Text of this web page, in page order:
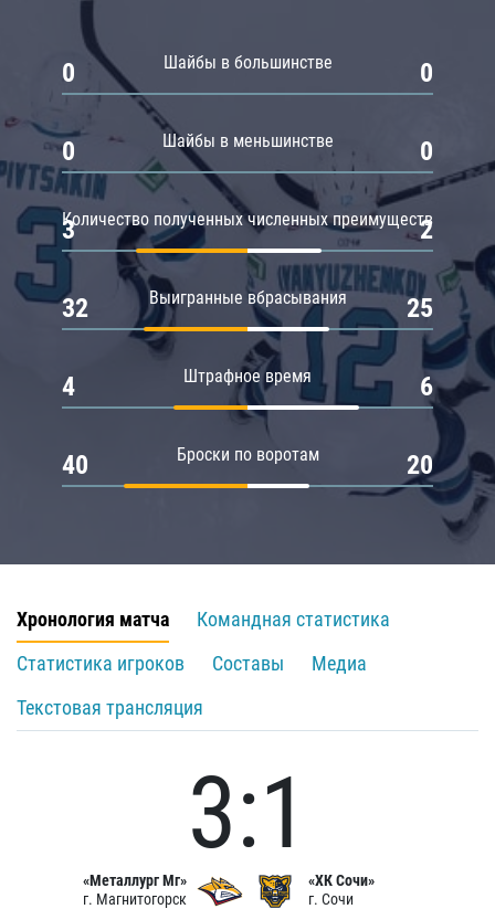
Шайбы в большинстве
0 0
Шайбы в меньшинстве
0 0
Количество полученных численных преимуществ
3 2
Выигранные вбрасывания
32 25
Штрафное время
4 6
Броски по воротам
40 20
Хронология матча
Командная статистика
Статистика игроков
Составы
Медиа
Текстовая трансляция
«Металлург Мг»
г. Магнитогорск
3:1
«ХК Сочи»
г. Сочи